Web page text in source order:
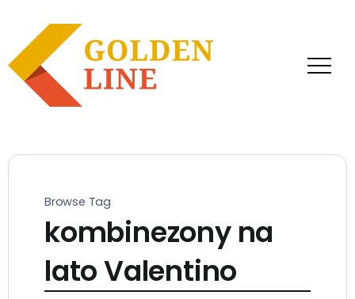
Browse Tag
kombinezony na
lato Valentino